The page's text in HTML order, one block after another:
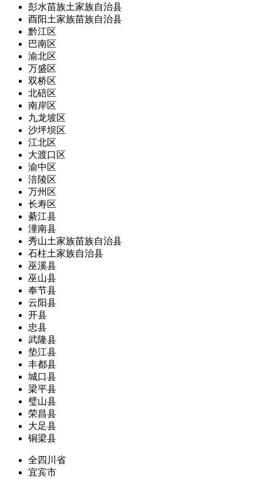
彭水苗族土家族自治县
酉阳土家族苗族自治县
黔江区
巴南区
渝北区
万盛区
双桥区
北碚区
南岸区
九龙坡区
沙坪坝区
江北区
大渡口区
渝中区
涪陵区
万州区
长寿区
綦江县
潼南县
秀山土家族苗族自治县
石柱土家族自治县
巫溪县
巫山县
奉节县
云阳县
开县
忠县
武隆县
垫江县
丰都县
城口县
梁平县
璧山县
荣昌县
大足县
铜梁县
全四川省
宜宾市